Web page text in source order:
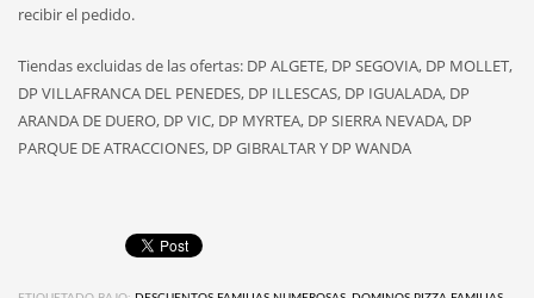
recibir el pedido.
Tiendas excluidas de las ofertas: DP ALGETE, DP SEGOVIA, DP MOLLET,
DP VILLAFRANCA DEL PENEDES, DP ILLESCAS, DP IGUALADA, DP
ARANDA DE DUERO, DP VIC, DP MYRTEA, DP SIERRA NEVADA, DP
PARQUE DE ATRACCIONES, DP GIBRALTAR Y DP WANDA